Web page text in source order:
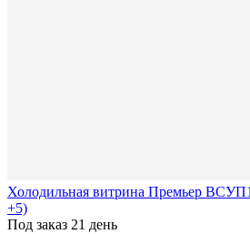
Холодильная витрина Премьер
+5)
Под заказ 21 день